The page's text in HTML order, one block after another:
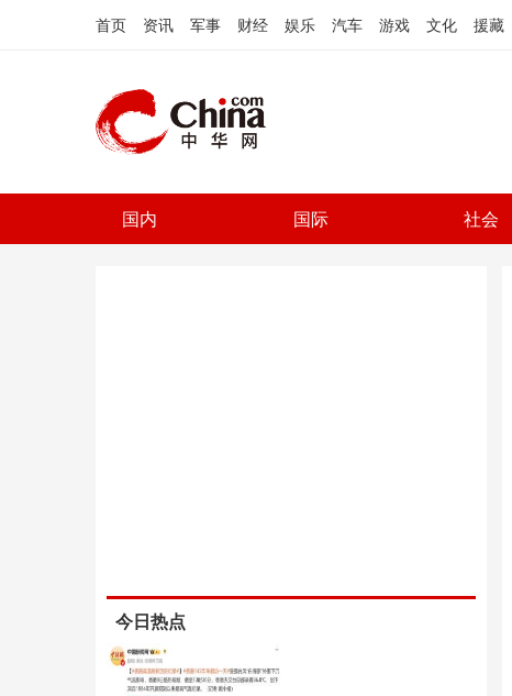
首页 资讯 军事 财经 娱乐 汽车 游戏 文化 援藏
国内 国际 社会
今日热点